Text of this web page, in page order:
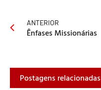
ANTERIOR
Ênfases Missionárias
Postagens relacionadas